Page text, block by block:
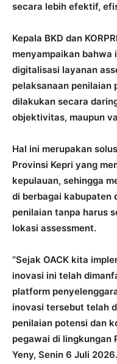
secara lebih efektif,
Kepala BKD dan
menyampaikan bahwa
digitalisasi layanan
pelaksanaan penilaian
dilakukan secara
objektivitas, maupun
Hal ini merupakan
Provinsi Kepri yang
kepulauan, sehingga
di berbagai kabupaten
penilaian tanpa harus
lokasi assessment.
“Sejak OACK kita
inovasi ini telah
platform
inovasi tersebut telah
penilaian potensi dan
pegawai di lingkungan
Yeny, Senin 6 Juli 2026.